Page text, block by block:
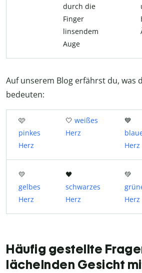
durch die
Finger
linsendem
Auge
Auf unserem Blog erfährst du, was
bedeuten:
🩷
pinkes
Herz
🤍 weißes
Herz
💙
Herz
💛
gelbes
Herz
🖤
schwarzes
Herz
💚
Herz
Häufig gestellte
lächelnden Gesicht